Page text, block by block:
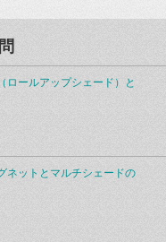
ロールアップシェード）と
ネットとマルチシェードの